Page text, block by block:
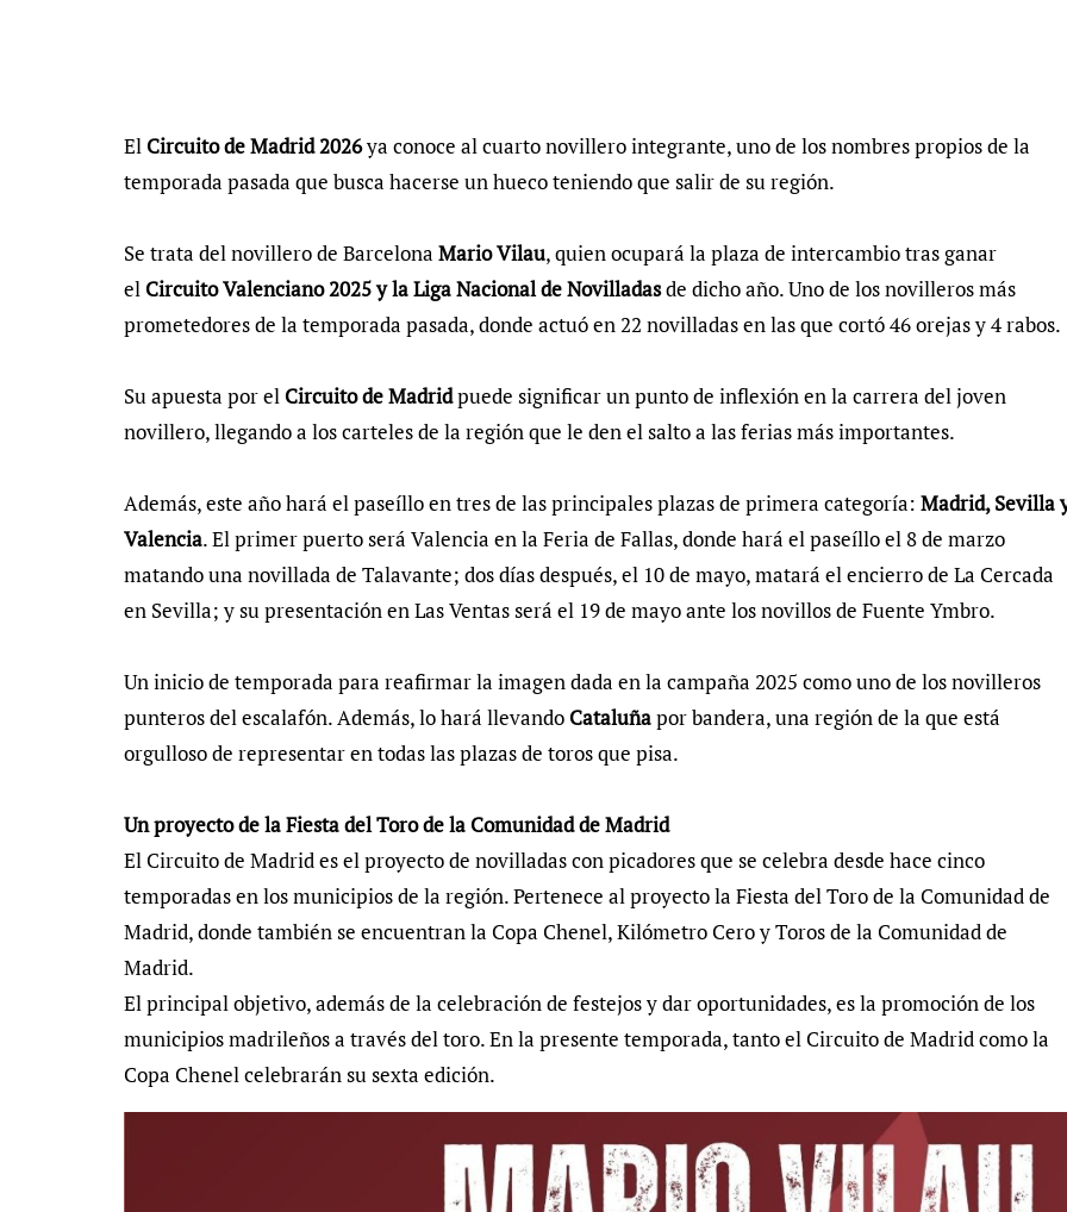
El Circuito de Madrid 2026ya conoce al cuarto novillero integrante, uno de los nombres propios de la
temporada pasada que busca hacerse un hueco teniendo que salir de su región.
Se trata del novillero de Barcelona Mario Vilau, quien ocupará la plaza de intercambio tras ganar
el Circuito Valenciano 2025 y la Liga Nacional de Novilladasde dicho año. Uno de los novilleros más
prometedores de la temporada pasada, donde actuó en 22 novilladas en las que cortó 46 orejas y 4 rabos.
Su apuesta por el Circuito de Madridpuede significar un punto de inflexión en la carrera del joven
novillero, llegando a los carteles de la región que le den el salto a las ferias más importantes.
Además, este año hará el paseíllo en tres de las principales plazas de primera categoría: Madrid, Sevilla
Valencia. El primer puerto será Valencia en la Feria de Fallas, donde hará el paseíllo el 8 de marzo
matando una novillada de Talavante; dos días después, el 10 de mayo, matará el encierro de La Cercada
en Sevilla; y su presentación en Las Ventas será el 19 de mayo ante los novillos de Fuente Ymbro.
Un inicio de temporada para reafirmar la imagen dada en la campaña 2025 como uno de los novilleros
punteros del escalafón. Además, lo hará llevando Cataluñapor bandera, una región de la que está
orgulloso de representar en todas las plazas de toros que pisa.
Un proyecto de la Fiesta del Toro de la Comunidad de Madrid
El Circuito de Madrid es el proyecto de novilladas con picadores que se celebra desde hace cinco
temporadas en los municipios de la región. Pertenece al proyecto la Fiesta del Toro de la Comunidad de
Madrid, donde también se encuentran la Copa Chenel, Kilómetro Cero y Toros de la Comunidad de
Madrid.
El principal objetivo, además de la celebración de festejos y dar oportunidades, es la promoción de los
municipios madrileños a través del toro. En la presente temporada, tanto el Circuito de Madrid como la
Copa Chenel celebrarán su sexta edición.